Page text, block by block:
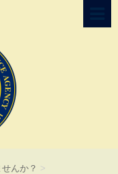
んか？ >